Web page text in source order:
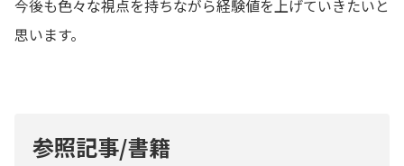
今後も色々な視点を持ちながら経験値を上げていきたいと
思います。
参照記事/書籍